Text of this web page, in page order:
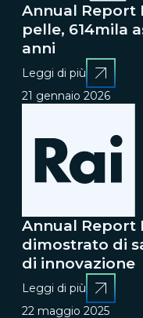
Annual Report
pelle, 614mila
anni
Leggi di più
21 gennaio 2026
Annual Report
dimostrato di
di innovazione
Leggi di più
22 maggio 2025